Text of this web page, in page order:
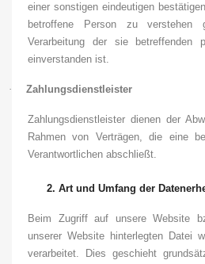
einer sonstigen eindeutigen
betroffene Person zu
Verarbeitung der sie betreffenden
einverstanden ist.
· Zahlungsdienstleister
Zahlungsdienstleister dienen der
Rahmen von Verträgen, die eine
Verantwortlichen abschließt.
2. Art und Umfang der
Beim Zugriff auf unsere Website
unserer Website hinterlegten Datei
verarbeitet. Dies geschieht